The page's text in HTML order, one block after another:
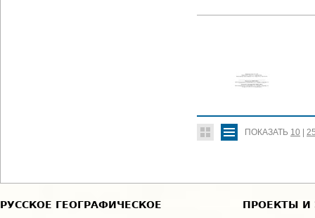
ПОКАЗАТЬ 10
РУССКОЕ ГЕОГРАФИЧЕСКОЕ
ПРОЕКТЫ И